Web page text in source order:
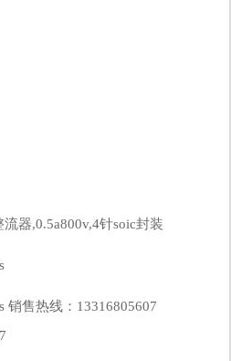
器,0.5a800v,4针soic封装
销售热线：13316805607